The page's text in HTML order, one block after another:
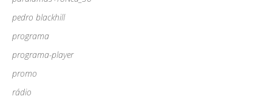
pedro blackhill
programa
programa-player
promo
rádio